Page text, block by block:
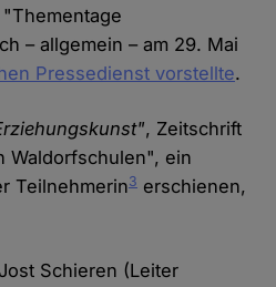
– allgemein – am 29. Mai
Pressedienst vorstellte.
, Zeitschrift
Waldorfschulen", ein
Teilnehmerin3 erschienen,
Schieren (Leiter